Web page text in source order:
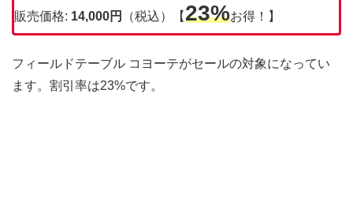
販売価格: 14,000円 （税込）【23%お得！】
フィールドテーブル コヨーテがセールの対象になってい
ます。割引率は23%です。